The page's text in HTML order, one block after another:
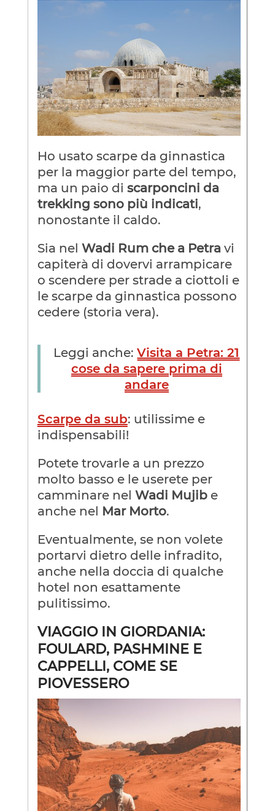
Ho usato scarpe da ginnastica
per la maggior parte del tempo,
ma un paio di scarponcini da
trekking sono più indicati,
nonostante il caldo.
Sia nel Wadi Rum che a Petra vi
capiterà di dovervi arrampicare
o scendere per strade a ciottoli e
le scarpe da ginnastica possono
cedere (storia vera).
Leggi anche:Visita a Petra: 21
cose da sapere prima di
andare
Scarpe da sub: utilissime e
indispensabili!
Potete trovarle a un prezzo
molto basso e le userete per
camminare nel Wadi Mujibe
anche nel Mar Morto.
Eventualmente, se non volete
portarvi dietro delle infradito,
anche nella doccia di qualche
hotel non esattamente
pulitissimo.
VIAGGIO IN GIORDANIA:
FOULARD, PASHMINE E
CAPPELLI, COME SE
PIOVESSERO